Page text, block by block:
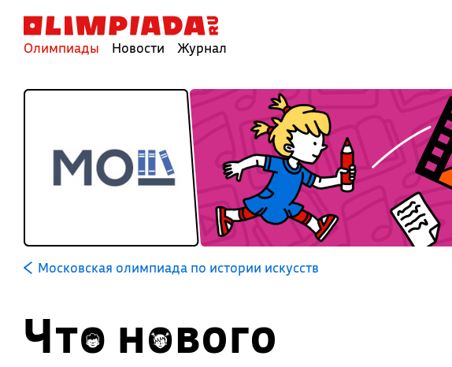
Олимпиады Новости Журнал
Московская олимпиада по истории искусств
Что нового